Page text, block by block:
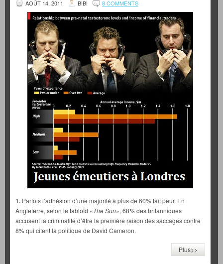
AOÛT 14, 2011 BIBI 8 COMMENTS
1. Parfois l’adhésion d’une majorité à plus de 60% fait peur. En
Angleterre, selon le tabloïd «The Sun», 68% des britanniques
accusent la criminalité d’être la première raison des saccages contre
8% qui citent la politique de David Cameron.
Plus>>